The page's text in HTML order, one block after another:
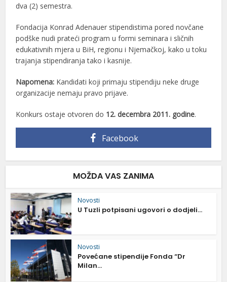
dva (2) semestra.
Fondacija Konrad Adenauer stipendistima pored novčane
podške nudi prateći program u formi seminara i sličnih
edukativnih mjera u BiH, regionu i Njemačkoj, kako u toku
trajanja stipendiranja tako i kasnije.
Napomena: Kandidati koji primaju stipendiju neke druge
organizacije nemaju pravo prijave.
Konkurs ostaje otvoren do 12. decembra 2011. godine.
Facebook
MOŽDA VAS ZANIMA
Novosti
U Tuzli potpisani ugovori o dodjeli...
Novosti
Povećane stipendije Fonda “Dr
Milan...